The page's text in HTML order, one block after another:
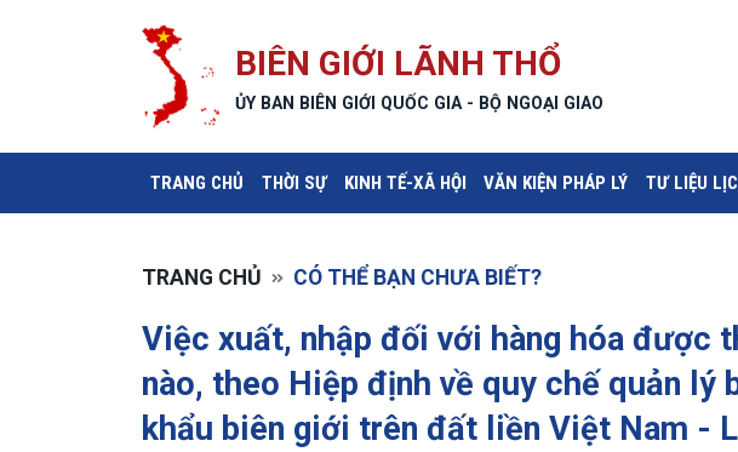
BIÊN GIỚI LÃNH THỔ
ỦY BAN BIÊN GIỚI QUỐC GIA - BỘ NGOẠI GIAO
TRANG CHỦ (CURRENT)
THỜI SỰ KINH TẾ-XÃ HỘI VĂN KIỆN PHÁP LÝ TƯ LIỆU
TRANG CHỦ CÓ THỂ BẠN CHƯA BIẾT?
Việc xuất, nhập đối với hàng hóa được
nào, theo Hiệp định về quy chế quản lý
khẩu biên giới trên đất liền Việt Nam -